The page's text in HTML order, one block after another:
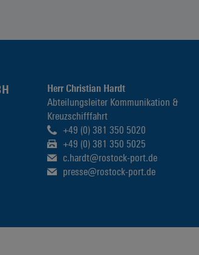
Herr Christian Hardt
Abteilungsleiter Kommunikation &
Kreuzschifffahrt
+49 (0) 381 350 5020
+49 (0) 381 350 5025
c.hardt@rostock-port.de
presse@rostock-port.de